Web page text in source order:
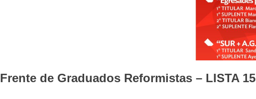
Frente de Graduados Reformistas – LISTA 15